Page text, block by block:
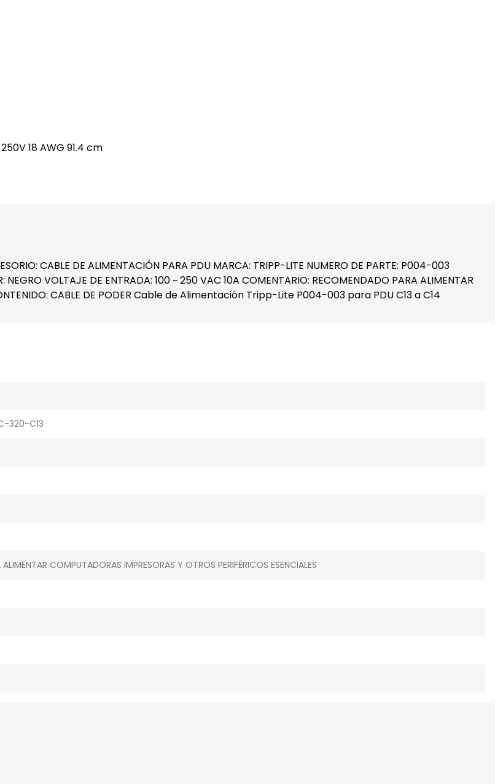
18 AWG 91.4 cm
CABLE DE ALIMENTACIÓN PARA PDU MARCA: TRIPP-LITE NUMERO DE PARTE: P004-003
VOLTAJE DE ENTRADA: 100 ~ 250 VAC 10A COMENTARIO: RECOMENDADO PARA ALIMENTAR
CABLE DE PODER Cable de Alimentación Tripp-Lite P004-003 para PDU C13 a C14
320-C13
COMPUTADORAS IMPRESORAS Y OTROS PERIFÉRICOS ESENCIALES